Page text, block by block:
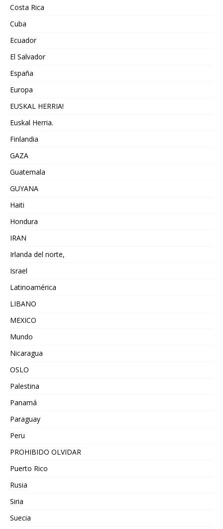
Costa Rica
Cuba
Ecuador
El Salvador
España
Europa
EUSKAL HERRIA!
Euskal Herria.
Finlandia
GAZA
Guatemala
GUYANA
Haiti
Hondura
IRAN
Irlanda del norte,
Israel
Latinoamérica
LIBANO
MEXICO
Mundo
Nicaragua
OSLO
Palestina
Panamá
Paraguay
Peru
PROHIBIDO OLVIDAR
Puerto Rico
Rusia
Siria
Suecia